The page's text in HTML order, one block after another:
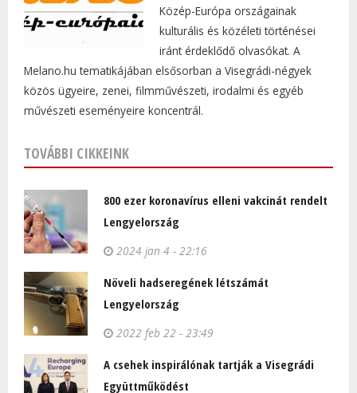
Közép-Európa országainak
kulturális és közéleti történései
iránt érdeklődő olvasókat. A
Melano.hu tematikájában elsősorban a Visegrádi-négyek
közös ügyeire, zenei, filmművészeti, irodalmi és egyéb
művészeti eseményeire koncentrál.
TOVÁBBI CIKKEINK
800 ezer koronavírus elleni vakcinát rendelt
Lengyelország
2024 jan 4 - 22:16
Növeli hadseregének létszámát
Lengyelország
2022 feb 22 - 23:49
A csehek inspirálónak tartják a Visegrádi
Együttműködést